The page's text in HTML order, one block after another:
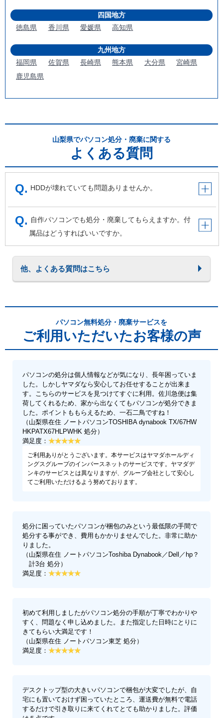
四国地方
徳島県
香川県 愛媛県 高知県
九州地方
福岡県
佐賀県 長崎県 熊本県 大分県
宮崎県
鹿児島県
山梨県でパソコン処分・廃棄に関する
よくある質問
HDDが壊れていても問題ありませんか。
自作パソコンでも処分・廃棄してもらえますか。付
属品はどうすればいいですか。
他、よくある質問はこちら
パソコン無料処分・廃棄サービスを
ご利用いただいたお客様の声
パソコンの処分は個人情報などが気になり、長年困っていま
した。しかしヤマダなら安心してお任せすることが出来ま
す。こちらのサービスを見つけてすぐに利用。佐川急便は集
荷してくれるため、家から出なくてもパソコンが処分できま
した。ポイントももらえるため、一石二鳥ですね！
（山梨県在住 ノートパソコンTOSHIBA dynabook TX/67HW
HKPATX67HLPWHK 処分）
満足度：
ご利用ありがとうございます。本サービスはヤマダホールディ
ングスグループのインバースネットのサービスです。ヤマダデ
ンキのサービスとは異なりますが、グループ会社として安心し
てご利用いただけるよう努めております。
処分に困っていたパソコンが梱包のみという最低限の手間で
処分する事ができ、費用もかかりませんでした。非常に助か
りました。
（山梨県在住 ノートパソコンToshiba Dynabook／Dell／hp？
計3台 処分）
満足度：
初めて利用しましたがパソコン処分の手順が丁寧でわかりや
すく、問題なく申し込めました。また指定した日時にとりに
きてもらい大満足です！
（山梨県在住 ノートパソコン東芝 処分）
満足度：
デスクトップ型の大きいパソコンで梱包が大変でしたが、自
宅にも置いておけず困っていたところ、運送費が無料で電話
するだけで引き取りに来てくれてとても助かりました。評価